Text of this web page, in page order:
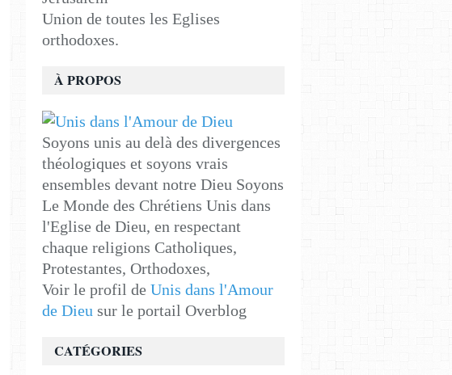
Union de toutes les Eglises
orthodoxes.
À PROPOS
Soyons unis au delà des divergences
théologiques et soyons vrais
ensembles devant notre Dieu Soyons
Le Monde des Chrétiens Unis dans
l'Eglise de Dieu, en respectant
chaque religions Catholiques,
Protestantes, Orthodoxes,
Voir le profil de Unis dans l'Amour
de Dieu sur le portail Overblog
CATÉGORIES